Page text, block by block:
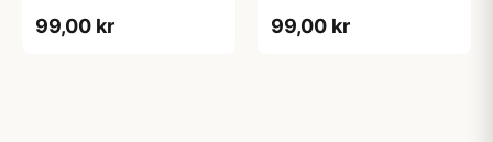
99,00 kr 99,00 kr